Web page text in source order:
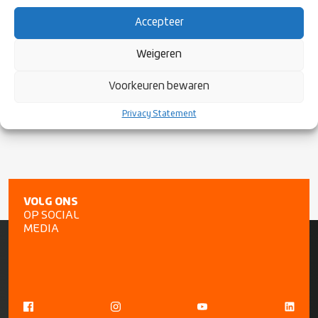
Accepteer
Weigeren
Voorkeuren bewaren
Privacy Statement
volgt bepaald:
Sudamérica Rugby Championship 2025 third place
Rugby Europe Men’s Championship 2025 fifth place
runner-up v Asia Rugby Men’s Championship runner-up)
VOLG ONS
OP SOCIAL
MEDIA